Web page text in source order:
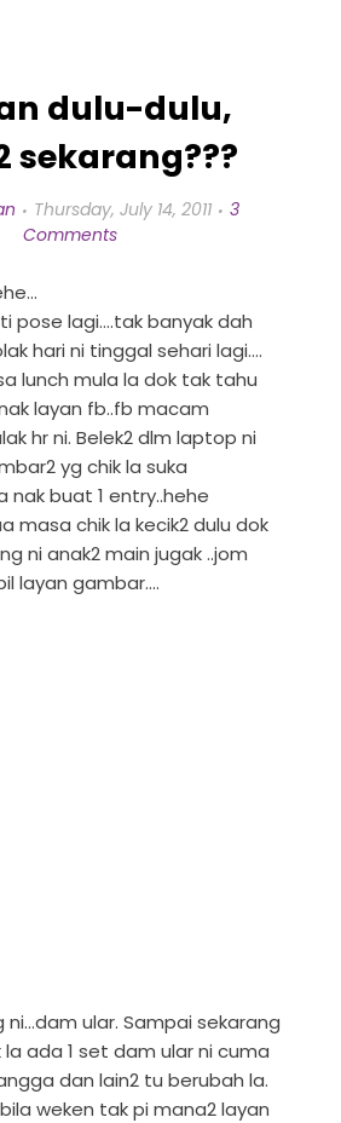
dulu-dulu,
sekarang???
Thursday, July 14, 2011
3
Comments
pose lagi....tak banyak dah
hari ni tinggal sehari lagi....
lunch mula la dok tak tahu
layan fb..fb macam
hr ni. Belek2 dlm laptop ni
yg chik la suka
nak buat 1 entry..hehe
masa chik la kecik2 dulu dok
ni anak2 main jugak ..jom
layan gambar....
ular. Sampai sekarang
ada 1 set dam ular ni cuma
dan lain2 tu berubah la.
weken tak pi mana2 layan